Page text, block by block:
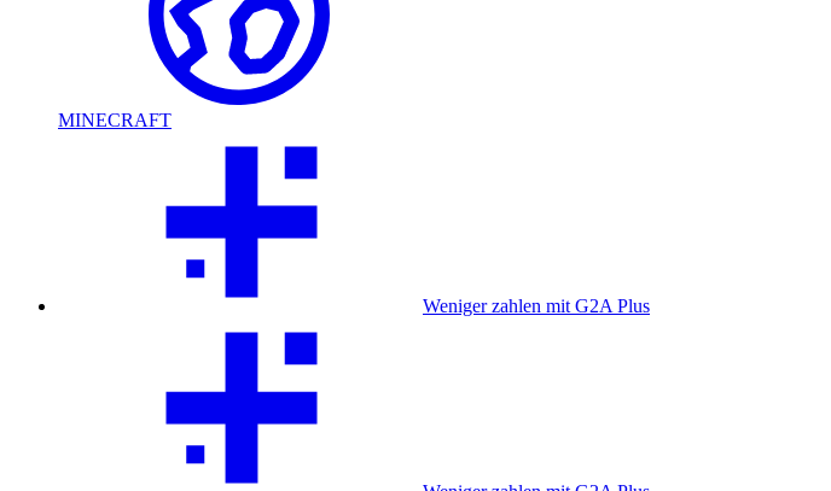
MINECRAFT
Weniger zahlen mit G2A Plus